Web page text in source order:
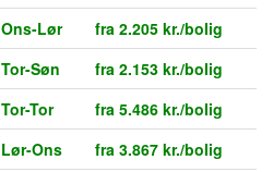
Ons-Lør
fra 2.205 kr./bolig
Tor-Søn
fra 2.153 kr./bolig
Tor-Tor
fra 5.486 kr./bolig
Lør-Ons
fra 3.867 kr./bolig